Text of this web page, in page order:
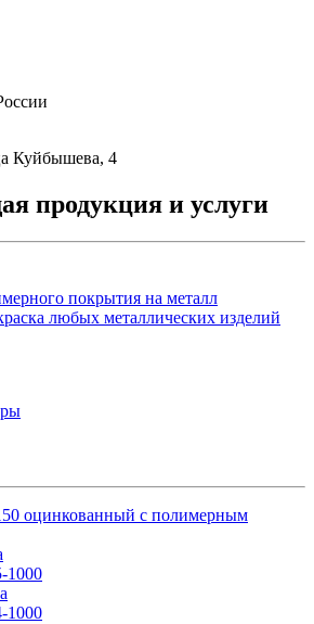
Куйбышева, 4
продукция и услуги
покрытия на металл
любых металлических изделий
оцинкованный с полимерным
1000
1000